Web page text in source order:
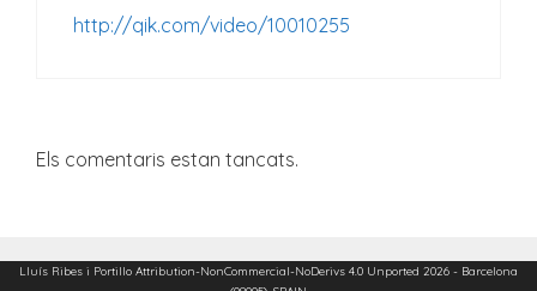
http://qik.com/video/10010255
Els comentaris estan tancats.
Lluís Ribes i Portillo Attribution-NonCommercial-NoDerivs 4.0 Unported 2026 - Barcelona